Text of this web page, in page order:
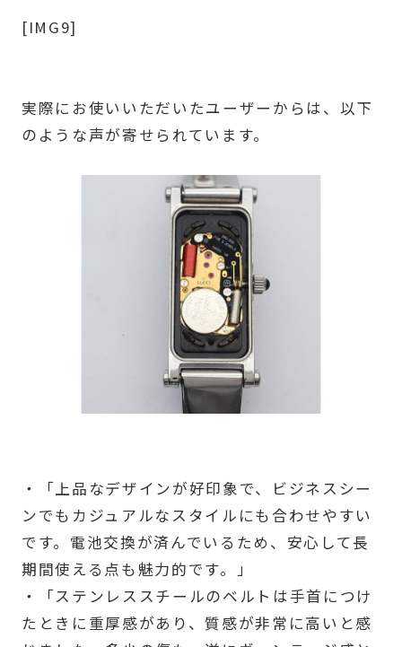
[IMG9]
実際にお使いいただいたユーザーからは、以下
のような声が寄せられています。
・「上品なデザインが好印象で、ビジネスシー
ンでもカジュアルなスタイルにも合わせやすい
です。電池交換が済んでいるため、安心して長
期間使える点も魅力的です。」
・「ステンレススチールのベルトは手首につけ
たときに重厚感があり、質感が非常に高いと感